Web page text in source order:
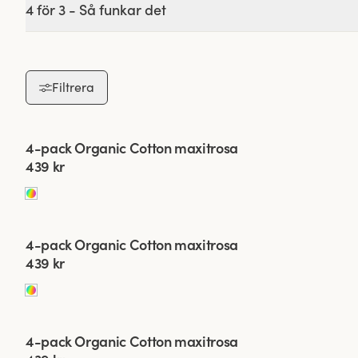
4 för 3 - Så funkar det
Filtrera
Viewing image 1 of 2
4-pack Organic Cotton maxitrosa
439 kr
Viewing image 1 of 2
4-pack Organic Cotton maxitrosa
439 kr
Viewing image 1 of 2
4-pack Organic Cotton maxitrosa